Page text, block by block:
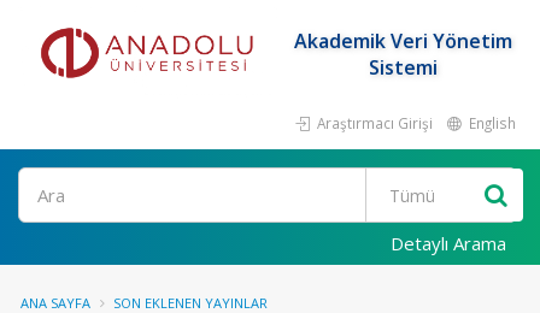
Akademik Veri Yönetim
Sistemi
Araştırmacı Girişi English
Ara
Detaylı Arama
ANA SAYFA SON EKLENEN YAYINLAR